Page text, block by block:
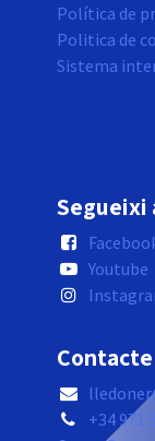
Política de
Politica de
Sistema
Segueixi
Youtube
Contacte
+34 971